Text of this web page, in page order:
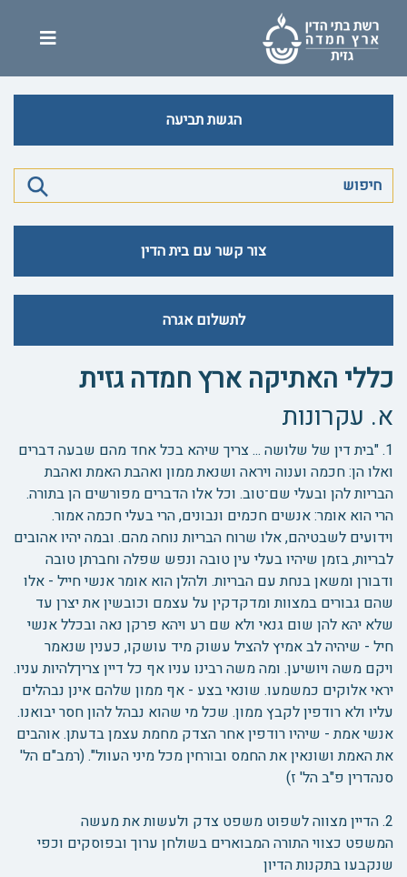
הגשת תביעה
צור קשר עם בית הדין
לתשלום אגרה
כללי האתיקה ארץ חמדה גזית
א. עקרונות
1. "בית דין של שלושה ... צריך שיהא בכל אחד מהם שבעה דברים
ואלו הן: חכמה וענוה ויראה ושנאת ממון ואהבת האמת ואהבת
הבריות להן ובעלי שם־טוב. וכל אלו הדברים מפורשים הן בתורה.
הרי הוא אומר: אנשים חכמים ונבונים, הרי בעלי חכמה אמור.
וידועים לשבטיהם, אלו שרוח הבריות נוחה מהם. ובמה יהיו אהובים
לבריות, בזמן שיהיו בעלי עין טובה ונפש שפלה וחברתן טובה
ודבורן ומשאן בנחת עם הבריות. ולהלן הוא אומר אנשי חייל - אלו
שהם גבורים במצוות ומדקדקין על עצמם וכובשין את יצרן עד
שלא יהא להן שום גנאי ולא שם רע ויהא פרקן נאה ובכלל אנשי
חיל - שיהיה לב אמיץ להציל עשוק מיד עושקו, כענין שנאמר
ויקם משה ויושיען. ומה משה רבינו עניו אף כל דיין צריךלהיות עניו.
יראי אלוקים כמשמעו. שונאי בצע - אף ממון שלהם אינן נבהלים
עליו ולא רודפין לקבץ ממון. שכל מי שהוא נבהל להון חסר יבואנו.
אנשי אמת - שיהיו רודפין אחר הצדק מחמת עצמן בדעתן. אוהבים
את האמת ושונאין את החמס ובורחין מכל מיני העוול". (רמב"ם הל'
סנהדרין פ"ב הל' ז)
2. הדיין מצווה לשפוט משפט צדק ולעשות את מעשה
המשפט כצווי התורה המבוארים בשולחן ערוך ובפוסקים וכפי
שנקבעו בתקנות הדיון